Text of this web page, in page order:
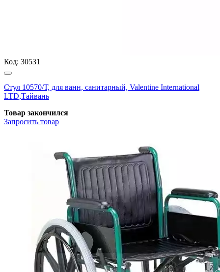
Код: 30531
Стул 10570/Т, для ванн, санитарный, Valentine International
LTD,Тайвань
Товар закончился
Запросить товар